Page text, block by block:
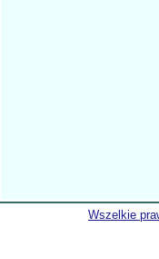
Wszelkie